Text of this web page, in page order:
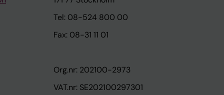
Tel: 08-524 800 00
Fax: 08-31 11 01
Org.nr: 202100-2973
VAT.nr: SE202100297301